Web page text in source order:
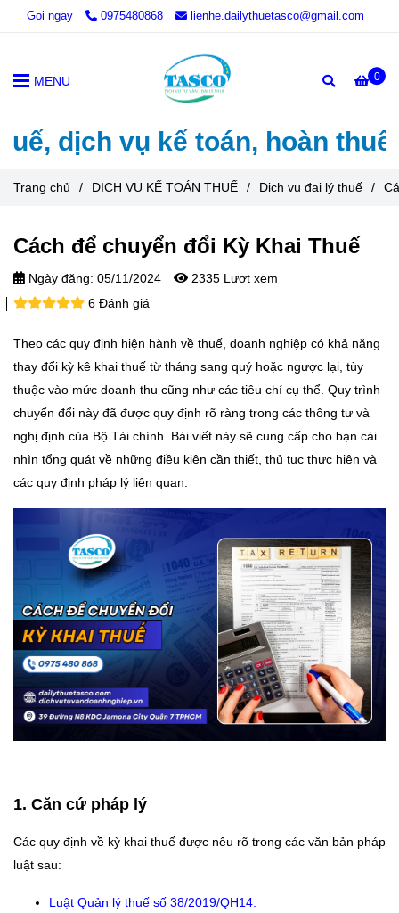
Gọi ngay 0975480868 lienhe.dailythuetasco@gmail.com
0
MENU
kế toán, hoàn thuế,
Trang chủ / DỊCH VỤ KẾ TOÁN THUẾ / Dịch vụ đại lý thuế /
Cách để chuyển đổi Kỳ Khai Thuế
Ngày đăng: 05/11/2024
2335 Lượt xem
6 Đánh giá
Theo các quy định hiện hành về thuế, doanh nghiệp có khả năng
thay đổi kỳ kê khai thuế từ tháng sang quý hoặc ngược lại, tùy
thuộc vào mức doanh thu cũng như các tiêu chí cụ thể. Quy trình
chuyển đổi này đã được quy định rõ ràng trong các thông tư và
nghị định của Bộ Tài chính. Bài viết này sẽ cung cấp cho bạn cái
nhìn tổng quát về những điều kiện cần thiết, thủ tục thực hiện và
các quy định pháp lý liên quan.
1. Căn cứ pháp lý
Các quy định về kỳ khai thuế được nêu rõ trong các văn bản pháp
luật sau:
Luật Quản lý thuế số 38/2019/QH14.